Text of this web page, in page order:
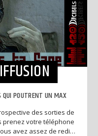
QUI POUTRENT UN MAX
des sorties de
prenez votre téléphone
avez assez de redifs